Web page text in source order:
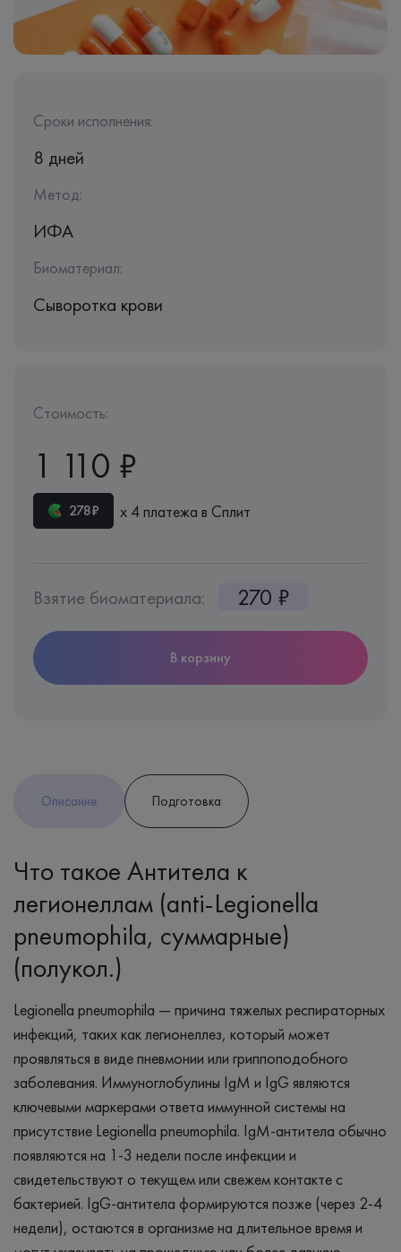
Сроки исполнения:
8 дней
Метод:
ИФА
Биоматериал:
Сыворотка крови
Стоимость:
1 110 ₽
278₽ х 4 платежа в Сплит
Взятие биоматериала: 270 ₽
В корзину
Описание Подготовка
Что такое Антитела к
легионеллам (anti-Legionella
pneumophila, суммарные)
(полукол.)
Legionella pneumophila — причина тяжелых респираторных
инфекций, таких как легионеллез, который может
проявляться в виде пневмонии или гриппоподобного
заболевания. Иммуноглобулины IgM и IgG являются
ключевыми маркерами ответа иммунной системы на
присутствие Legionella pneumophila. IgM-антитела обычно
появляются на 1-3 недели после инфекции и
свидетельствуют о текущем или свежем контакте с
бактерией. IgG-антитела формируются позже (через 2-4
недели), остаются в организме на длительное время и